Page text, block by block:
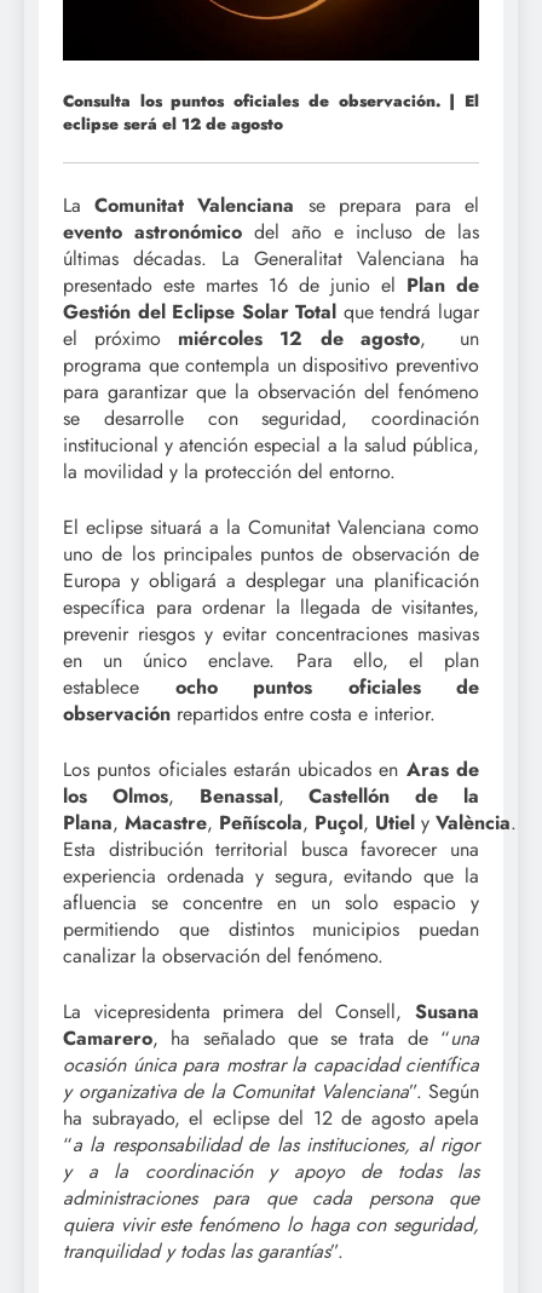
Consulta los puntos oficiales de observación. | El
eclipse será el 12 de agosto
LaComunitat Valenciana se prepara para el
evento astronómico del año e incluso de las
últimas décadas. La Generalitat Valenciana ha
presentado este martes 16 de junio el Plan de
Gestión del Eclipse Solar Total que tendrá lugar
el próximo miércoles 12 de agosto, un
programa que contempla un dispositivo preventivo
para garantizar que la observación del fenómeno
se desarrolle con seguridad, coordinación
institucional y atención especial a la salud pública,
la movilidad y la protección del entorno.
El eclipse situará a la Comunitat Valenciana como
uno de los principales puntos de observación de
Europa y obligará a desplegar una planificación
específica para ordenar la llegada de visitantes,
prevenir riesgos y evitar concentraciones masivas
en un único enclave. Para ello, el plan
establece ocho puntos oficiales de
observación repartidos entre costa e interior.
Los puntos oficiales estarán ubicados en Aras de
los Olmos, Benassal,Castellón de la
Plana, Macastre, Peñíscola, Puçol, Utiel y València.
Esta distribución territorial busca favorecer una
experiencia ordenada y segura, evitando que la
afluencia se concentre en un solo espacio y
permitiendo que distintos municipios puedan
canalizar la observación del fenómeno.
La vicepresidenta primera del Consell, Susana
Camarero, ha señalado que se trata de “una
ocasión única para mostrar la capacidad científica
y organizativa de la Comunitat Valenciana”. Según
ha subrayado, el eclipse del 12 de agosto apela
“a la responsabilidad de las instituciones, al rigor
y a la coordinación y apoyo de todas las
administraciones para que cada persona que
quiera vivir este fenómeno lo haga con seguridad,
tranquilidad y todas las garantías”.